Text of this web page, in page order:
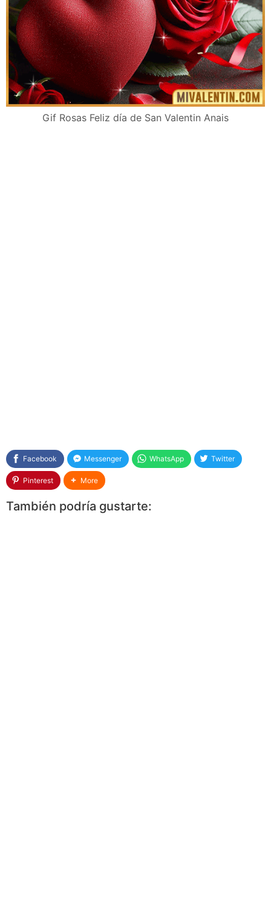
Gif Rosas Feliz día de San Valentin Anais
Facebook Messenger WhatsApp Twitter
Pinterest More
También podría gustarte: